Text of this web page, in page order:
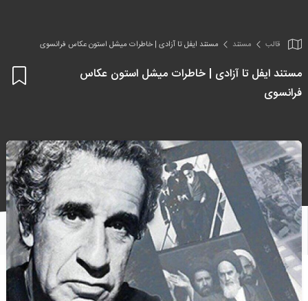
قالب مستند مستند ایفل تا آزادی | خاطرات میشل استون عکاس فرانسوی
مستند ایفل تا آزادی | خاطرات میشل استون عکاس
فرانسوی